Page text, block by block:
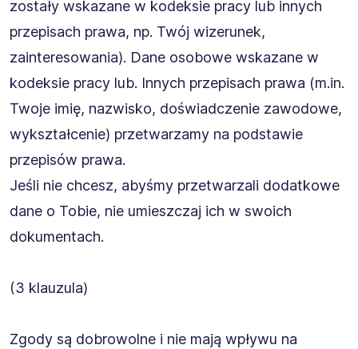
zostały wskazane w kodeksie pracy lub innych
przepisach prawa, np. Twój wizerunek,
zainteresowania). Dane osobowe wskazane w
kodeksie pracy lub. Innych przepisach prawa (m.in.
Twoje imię, nazwisko, doświadczenie zawodowe,
wykształcenie) przetwarzamy na podstawie
przepisów prawa.
Jeśli nie chcesz, abyśmy przetwarzali dodatkowe
dane o Tobie, nie umieszczaj ich w swoich
dokumentach.
(3 klauzula)
Zgody są dobrowolne i nie mają wpływu na